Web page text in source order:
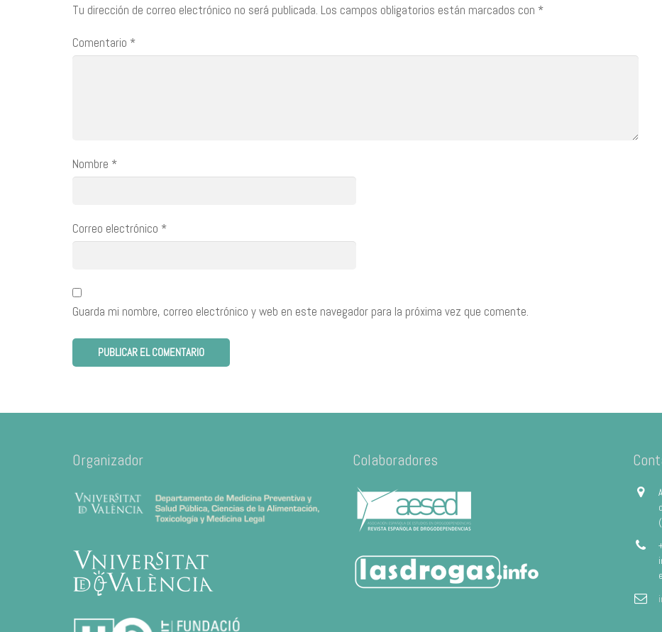
Tu dirección de correo electrónico no será publicada. Los campos obligatorios están marcados con *
Comentario *
Nombre *
Correo electrónico *
Guarda mi nombre, correo electrónico y web en este navegador para la próxima vez que comente.
Organizador Colaboradores